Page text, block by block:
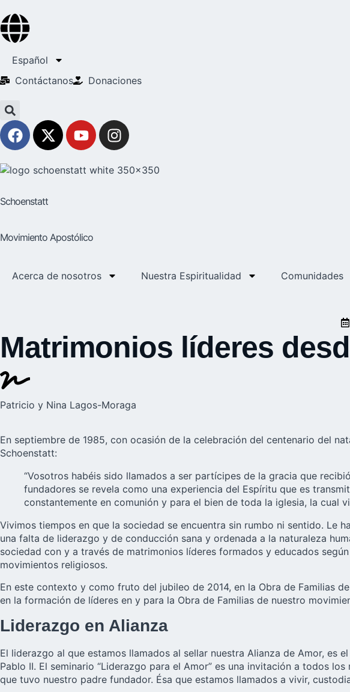
Español
Contáctanos
Donaciones
Schoenstatt
Movimiento Apostólico
Acerca de nosotros Nuestra Espiritualidad Comunidades
Matrimonios líderes
Patricio y Nina Lagos-Moraga
En septiembre de 1985, con ocasión de la celebración del centenario del
Schoenstatt:
“Vosotros habéis sido llamados a ser partícipes de la gracia que
fundadores se revela como una experiencia del Espíritu que es
constantemente en comunión y para el bien de toda la iglesia, la cual
Vivimos tiempos en que la sociedad se encuentra sin rumbo ni sentido. Le
una falta de liderazgo y de conducción sana y ordenada a la naturaleza
sociedad con y a través de matrimonios líderes formados y educados
movimientos religiosos.
En este contexto y como fruto del jubileo de 2014, en la Obra de Familias
en la formación de líderes en y para la Obra de Familias de nuestro
Liderazgo en Alianza
El liderazgo al que estamos llamados al sellar nuestra Alianza de Amor, es
Pablo II. El seminario “Liderazgo para el Amor” es una invitación a todos
que tuvo nuestro padre fundador. Ésa que estamos llamados a vivir,